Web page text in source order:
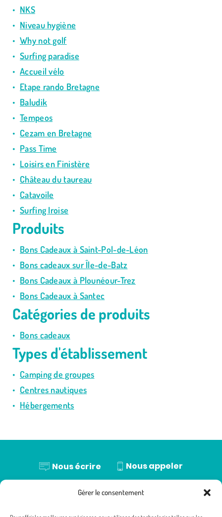
Gérer le consentement
NKS
Niveau hygiène
Why not golf
Surfing paradise
Accueil vélo
Etape rando Bretagne
Baludik
Tempeos
Cezam en Bretagne
Pass Time
Loisirs en Finistère
Château du taureau
Catavoile
Surfing Iroise
Produits
Bons Cadeaux à Saint-Pol-de-Léon
Bons cadeaux sur Île-de-Batz
Bons Cadeaux à Plounéour-Trez
Bons Cadeaux à Santec
Catégories de produits
Bons cadeaux
Types d'établissement
Camping de groupes
Centres nautiques
Hébergements
Nous écrire Nous appeler
Nos établissements
Réserver en ligne